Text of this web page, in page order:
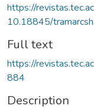
https://
10.18845/
Full text
https://
884
Description